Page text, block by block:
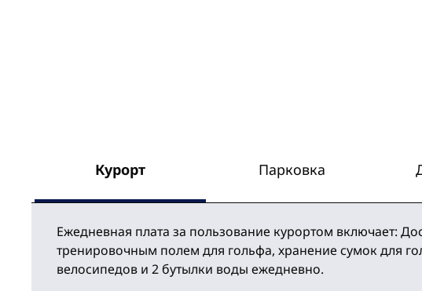
Курорт Парковка
Ежедневная плата за пользование курортом включает:
тренировочным полем для гольфа, хранение сумок для
велосипедов и 2 бутылки воды ежедневно.